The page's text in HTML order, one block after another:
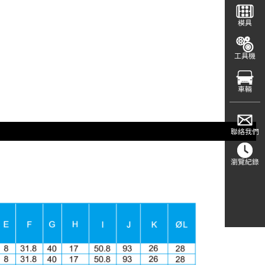
模具
工具機
車輛
聯絡我們
瀏覽紀錄